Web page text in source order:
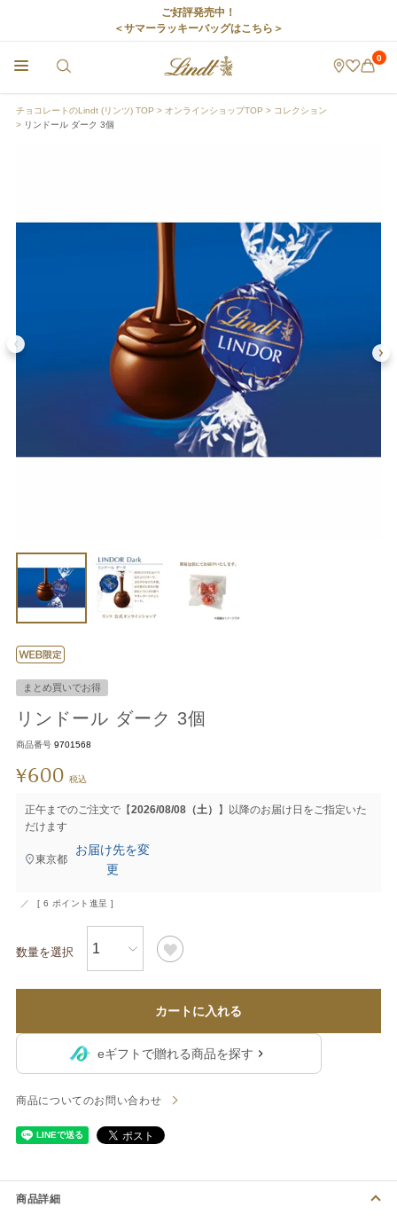
ご好評発売中！
＜サマーラッキーバッグはこちら＞
0
チョコレートのLindt (リンツ) TOP オンラインショップTOP
コレクション
リンドール ダーク 3個
まとめ買いでお得
リンドール ダーク 3個
商品番号 9701568
¥600 税込
正午までのご注文で【2026/08/08（土）
】以降のお届け日をご指定いた
だけます
東京都
お届け先を変
更
[ 6 ポイント進呈 ]
カートに入れる
eギフトで贈れる商品を探す
商品についてのお問い合わせ
商品詳細